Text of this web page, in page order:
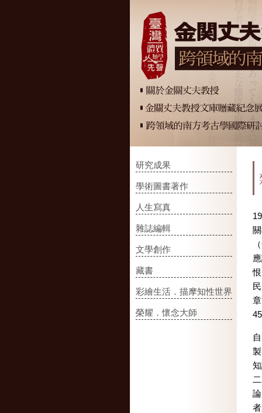
研究成果
學術圖書著作
人生寫真
雜誌編輯
文學創作
藏書
彩繪生活．描摩知性世界
榮耀．懷念大師